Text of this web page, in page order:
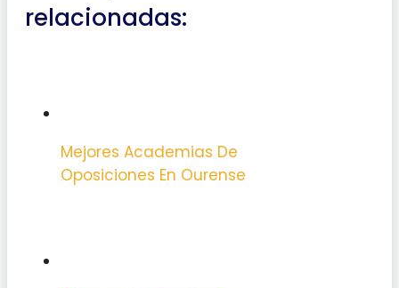
relacionadas:
Mejores Academias De
Oposiciones En Ourense